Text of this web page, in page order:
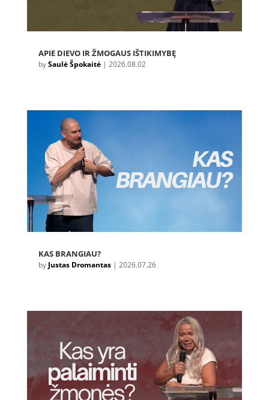
APIE DIEVO IR ŽMOGAUS IŠTIKIMYBĘ
bySaulė Špokaitė| 2026.08.02
KAS BRANGIAU?
by Justas Dromantas| 2026.07.26